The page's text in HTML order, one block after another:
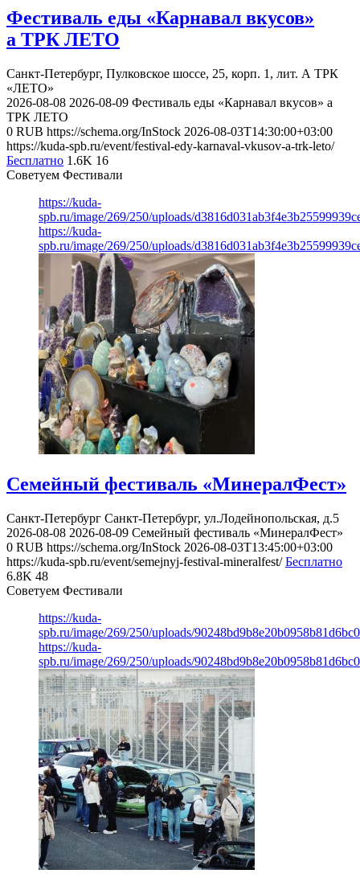
Фестиваль еды «Карнавал вкусов»
а ТРК ЛЕТО
Санкт-Петербург, Пулковское шоссе, 25, корп. 1, лит. А ТРК
«ЛЕТО»
2026-08-08 2026-08-09 Фестиваль еды «Карнавал вкусов» а
ТРК ЛЕТО
0 RUB https://schema.org/InStock 2026-08-03T14:30:00+03:00
https://kuda-spb.ru/event/festival-edy-karnaval-vkusov-a-trk-leto/
Бесплатно 1.6K 16
Советуем Фестивали
https://kuda-
spb.ru/image/269/250/uploads/
https://kuda-
spb.ru/image/269/250/uploads/
Семейный фестиваль «MинералФест»
Санкт-Петербург Санкт-Петербург, ул.Лодейнопольская, д.5
2026-08-08 2026-08-09 Семейный фестиваль «MинералФест»
0 RUB https://schema.org/InStock 2026-08-03T13:45:00+03:00
https://kuda-spb.ru/event/semejnyj-festival-mineralfest/ Бесплатно
6.8K 48
Советуем Фестивали
https://kuda-
spb.ru/image/269/250/uploads/
https://kuda-
spb.ru/image/269/250/uploads/